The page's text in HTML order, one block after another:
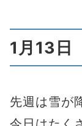
1月13日
先週は雪が